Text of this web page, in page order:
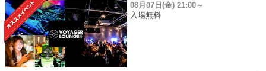
08月07日(金) 21:00～
入場無料